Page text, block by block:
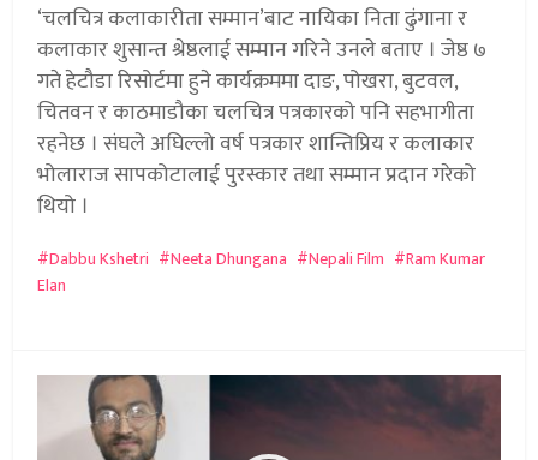
‘चलचित्र कलाकारीता सम्मान’बाट नायिका निता ढुंगाना र
कलाकार शुसान्त श्रेष्ठलाई सम्मान गरिने उनले बताए । जेष्ठ ७
गते हेटौडा रिसोर्टमा हुने कार्यक्रममा दाङ, पोखरा, बुटवल,
चितवन र काठमाडौका चलचित्र पत्रकारको पनि सहभागीता
रहनेछ । संघले अघिल्लो वर्ष पत्रकार शान्तिप्रिय र कलाकार
भोलाराज सापकोटालाई पुरस्कार तथा सम्मान प्रदान गरेको
थियो ।
Dabbu Kshetri Neeta Dhungana Nepali Film
Ram Kumar
Elan